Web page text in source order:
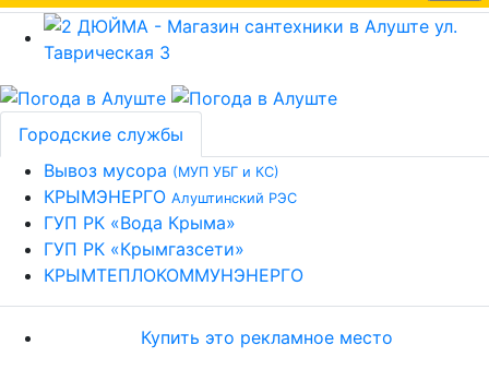
Городские службы
Вывоз мусора (МУП УБГ и КС)
КРЫМЭНЕРГО Алуштинский РЭС
ГУП РК «Вода Крыма»
ГУП РК «Крымгазсети»
КРЫМТЕПЛОКОММУНЭНЕРГО
Купить это рекламное место